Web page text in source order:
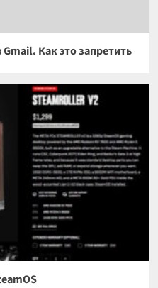
Как это запретить